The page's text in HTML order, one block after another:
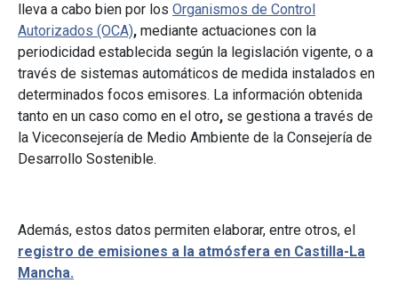
lleva a cabo bien por los Organismos de Control
Autorizados (OCA), mediante actuaciones con la
periodicidad establecida según la legislación vigente, o a
través de sistemas automáticos de medida instalados en
determinados focos emisores. La información obtenida
tanto en un caso como en el otro, se gestiona a través de
la Viceconsejería de Medio Ambiente de la Consejería de
Desarrollo Sostenible.
Además, estos datos permiten elaborar, entre otros, el
registro de emisiones a la atmósfera en Castilla-La
Mancha.